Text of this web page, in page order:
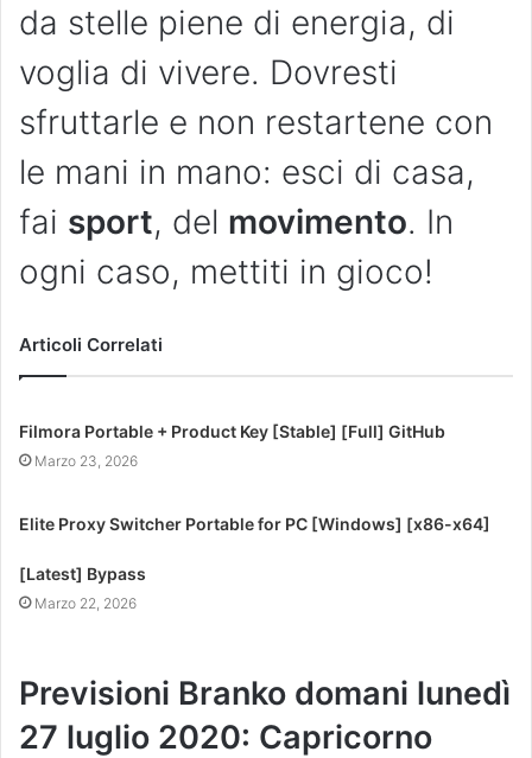
da stelle piene di energia, di
voglia di vivere. Dovresti
sfruttarle e non restartene con
le mani in mano: esci di casa,
fai sport, del movimento. In
ogni caso, mettiti in gioco!
Articoli Correlati
Filmora Portable + Product Key [Stable] [Full] GitHub
Marzo 23, 2026
Elite Proxy Switcher Portable for PC [Windows] [x86-x64]
[Latest] Bypass
Marzo 22, 2026
Previsioni Branko domani lunedì
27 luglio 2020: Capricorno